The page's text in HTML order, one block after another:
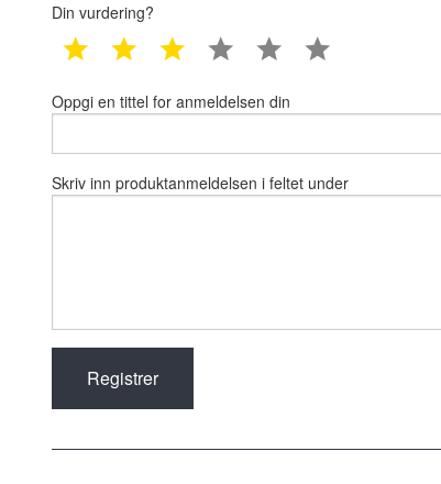
Din vurdering?
1 star 2 star 3 star 4 star 5 star
Oppgi en tittel for anmeldelsen din
Skriv inn produktanmeldelsen i feltet under